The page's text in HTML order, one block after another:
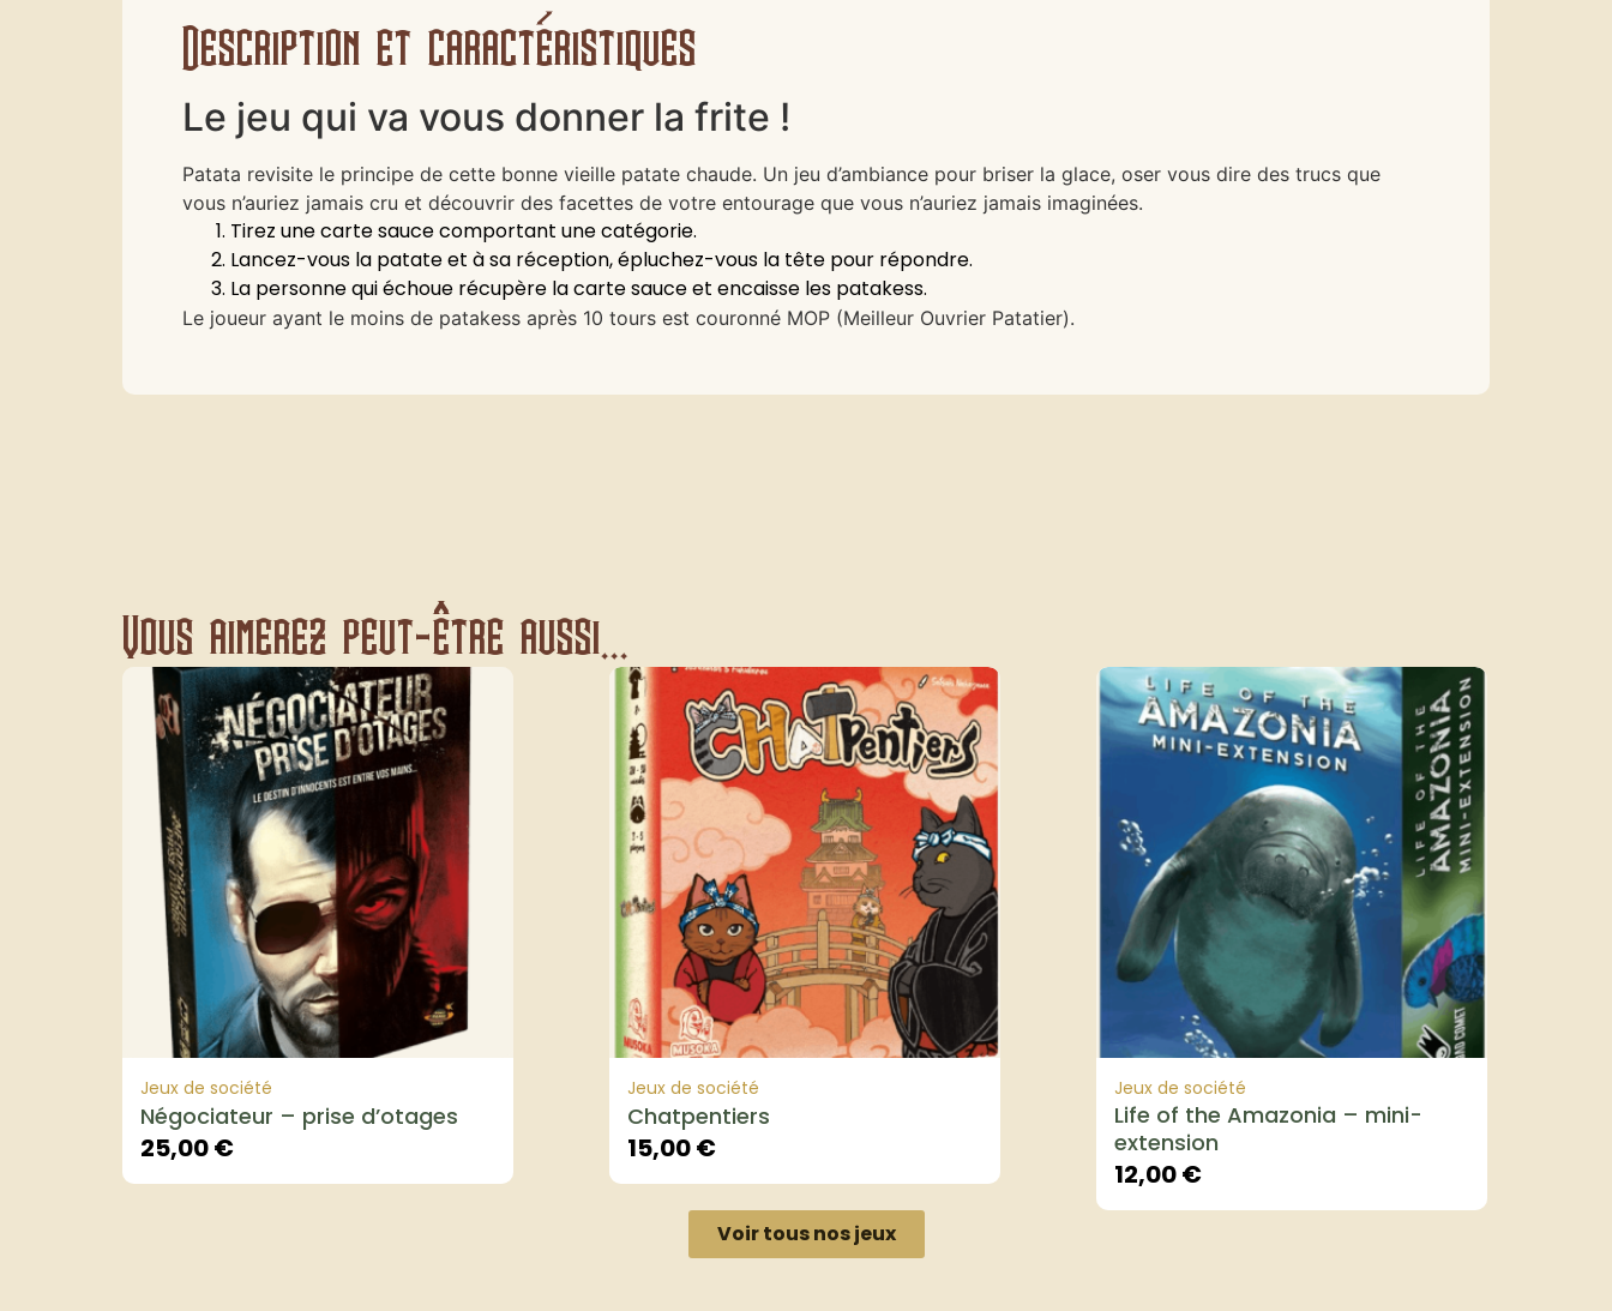
Description et caractéristiques
Le jeu qui va vous donner la frite !
Patata revisite le principe de cette bonne vieille patate chaude. Un jeu d’ambiance pour briser la glace, oser vous dire des trucs que
vous n’auriez jamais cru et découvrir des facettes de votre entourage que vous n’auriez jamais imaginées.
Tirez une carte sauce comportant une catégorie.
Lancez-vous la patate et à sa réception, épluchez-vous la tête pour répondre.
La personne qui échoue récupère la carte sauce et encaisse les patakess.
Le joueur ayant le moins de patakess après 10 tours est couronné MOP (Meilleur Ouvrier Patatier).
Vous aimerez peut-être aussi...
Jeux de société
Négociateur – prise d’otages
25,00€
Jeux de société
Chatpentiers
15,00€
Jeux de société
Life of the Amazonia – mini-
extension
12,00€
Voir tous nos jeux